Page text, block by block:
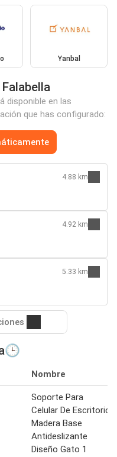
Yanbal
disponible en las
que has configurado:
4.88 km
4.92 km
5.33 km
Nombre
Soporte Para
Celular De Escritorio
Madera Base
Antideslizante
Diseño Gato 1